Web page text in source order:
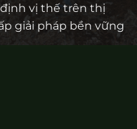
vị thế trên thị
giải pháp bền vững